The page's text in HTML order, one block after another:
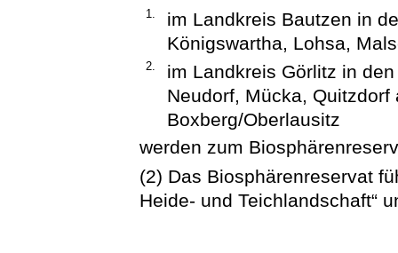
1.
im Landkreis Bautzen in
Königswartha, Lohsa,
2.
im Landkreis Görlitz in
Neudorf, Mücka,
Boxberg/Oberlausitz
werden zum
(2) Das Biosphärenreservat
Heide- und Teichlandschaft“